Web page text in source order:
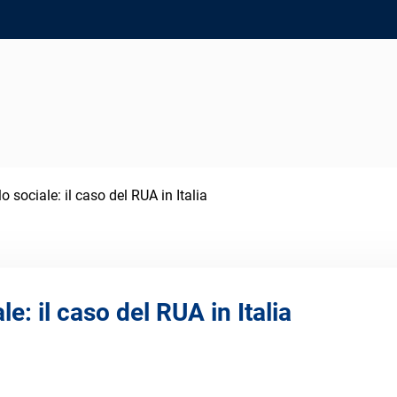
sociale: il caso del RUA in Italia
il caso del RUA in Italia